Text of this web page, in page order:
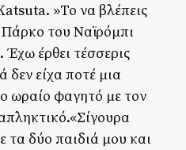
»Το να βλέπεις
του Ναϊρόμπι
έρθει τέσσερις
είχα ποτέ μια
ωραίο φαγητό με τον
τα δύο παιδιά μου και